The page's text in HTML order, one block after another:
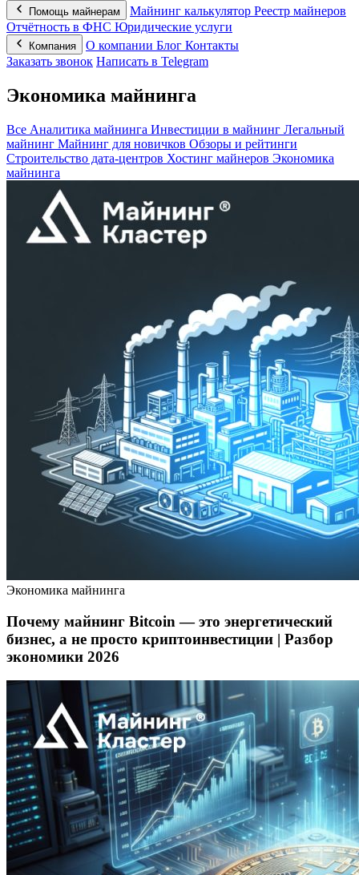
Помощь майнерам Майнинг калькулятор Реестр майнеров
Отчётность в ФНС Юридические услуги
Компания О компании Блог Контакты
Заказать звонок Написать в Telegram
Экономика майнинга
Все Аналитика майнинга Инвестиции в майнинг Легальный
майнинг Майнинг для новичков Обзоры и рейтинги
Строительство дата-центров Хостинг майнеров Экономика
майнинга
Экономика майнинга
Почему майнинг Bitcoin — это энергетический
бизнес, а не просто криптоинвестиции | Разбор
экономики 2026